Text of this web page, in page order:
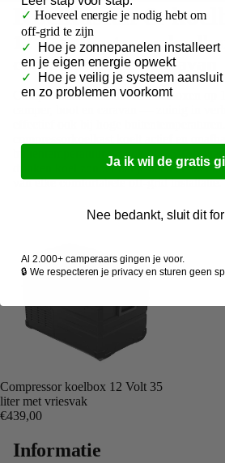
Koelkasten &
12V koelkasten en
camper, boot en caravan
Compressorkoelkasten en koelboxen op
camper, boot en caravan — zuinig in
buitentemperatuur — ook bij 35°C buiten
drinken koel zonder dat je accu er snel
van elke comfortabele off-grid installatie.
Compressor koelbox 12 Volt 35
liter met vriesvak
€439,00
Informatie
✓ Hoeveel energie je nodig hebt om
off-grid te zijn
✓
Hoe je zonnepanelen installeert
en je eigen energie opwekt
✓
Hoe je veilig je systeem aansluit
en zo problemen voorkomt
Ja ik wil de gratis
Nee bedankt, sluit dit
Al 2.000+ camperaars gingen je voor.
🔒 We respecteren je privacy en sturen geen